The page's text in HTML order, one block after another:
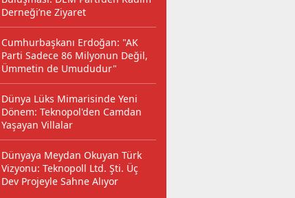
Derneği’ne Ziyaret
Cumhurbaşkanı Erdoğan: "AK
Parti Sadece 86 Milyonun Değil,
Ümmetin de Umududur"
Dünya Lüks Mimarisinde Yeni
Dönem: Teknopol'den Camdan
Yaşayan Villalar
Dünyaya Meydan Okuyan Türk
Vizyonu: Teknopoll Ltd. Şti. Üç
Dev Projeyle Sahne Alıyor